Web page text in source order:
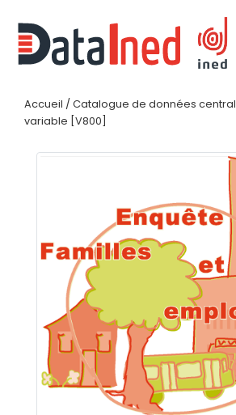
Accueil / Catalogue de données central
variable [V800]